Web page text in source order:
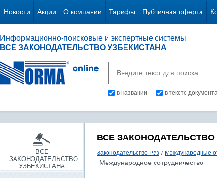
Новости Акции О компании Тарифы Публичная оферта
Информационно-поисковые и экспертные системы
ВСЕ ЗАКОНОДАТЕЛЬСТВО УЗБЕКИСТАНА
в названии в тексте документа
ВСЕ
ЗАКОНОДАТЕЛЬСТВО
УЗБЕКИСТАНА
ВСЕ ЗАКОНОДАТЕЛЬСТВО
Законодательство РУз / Международные
Международное сотрудничество